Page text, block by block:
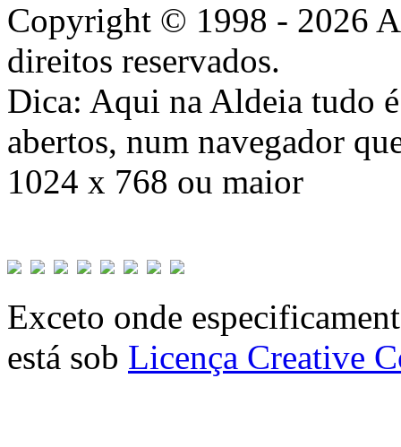
Copyright © 1998 - 2026
direitos reservados.
Dica: Aqui na Aldeia tudo
abertos, num navegador
1024 x 768 ou maior
Exceto onde
está sob Licença Creative